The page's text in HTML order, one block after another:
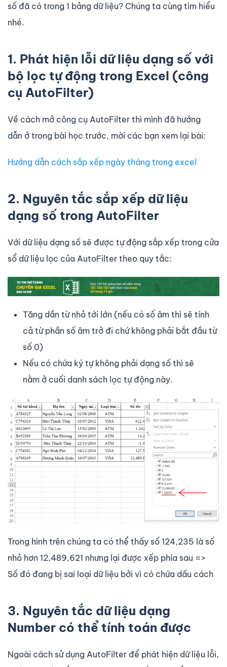
số đã có trong 1 bảng dữ liệu? Chúng ta cùng tìm hiểu
nhé.
1. Phát hiện lỗi dữ liệu dạng số với
bộ lọc tự động trong Excel (công
cụ AutoFilter)
Về cách mở công cụ AutoFilter thì mình đã hướng
dẫn ở trong bài học trước, mời các bạn xem lại bài:
Hướng dẫn cách sắp xếp ngày tháng trong excel
2. Nguyên tắc sắp xếp dữ liệu
dạng số trong AutoFilter
Với dữ liệu dạng số sẽ được tự động sắp xếp trong cửa
sổ dữ liệu lọc của AutoFilter theo quy tắc:
Tăng dần từ nhỏ tới lớn (nếu có số âm thì sẽ tính
cả từ phần số âm trở đi chứ không phải bắt đầu từ
số 0)
Nếu có chứa ký tự không phải dạng số thì sẽ
nằm ở cuối danh sách lọc tự động này.
Trong hình trên chúng ta có thể thấy số 124,235 là số
nhỏ hơn 12,489,621 nhưng lại được xếp phía sau =>
Số đó đang bị sai loại dữ liệu bởi vì có chứa dấu cách
3. Nguyên tắc dữ liệu dạng
Number có thể tính toán được
Ngoài cách sử dụng AutoFilter để phát hiện dữ liệu lỗi,